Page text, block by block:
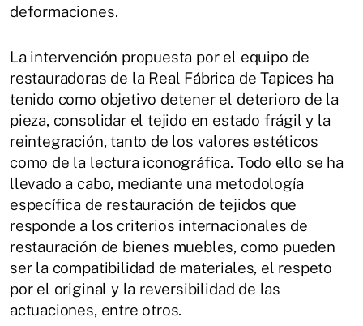
deformaciones.
La intervención propuesta por el equipo de
restauradoras de la Real Fábrica de Tapices ha
tenido como objetivo detener el deterioro de la
pieza, consolidar el tejido en estado frágil y la
reintegración, tanto de los valores estéticos
como de la lectura iconográfica. Todo ello se ha
llevado a cabo, mediante una metodología
específica de restauración de tejidos que
responde a los criterios internacionales de
restauración de bienes muebles, como pueden
ser la compatibilidad de materiales, el respeto
por el original y la reversibilidad de las
actuaciones, entre otros.